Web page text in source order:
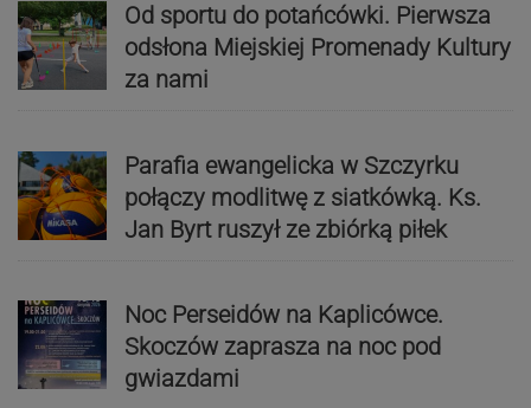
Od sportu do potańcówki. Pierwsza
odsłona Miejskiej Promenady Kultury
za nami
Parafia ewangelicka w Szczyrku
połączy modlitwę z siatkówką. Ks.
Jan Byrt ruszył ze zbiórką piłek
Noc Perseidów na Kaplicówce.
Skoczów zaprasza na noc pod
gwiazdami